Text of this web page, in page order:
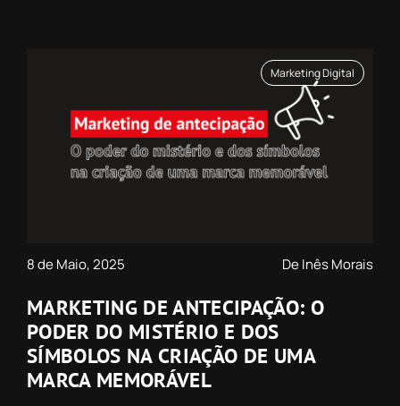
Marketing Digital
8 de Maio, 2025 De Inês Morais
MARKETING DE ANTECIPAÇÃO: O
PODER DO MISTÉRIO E DOS
SÍMBOLOS NA CRIAÇÃO DE UMA
MARCA MEMORÁVEL